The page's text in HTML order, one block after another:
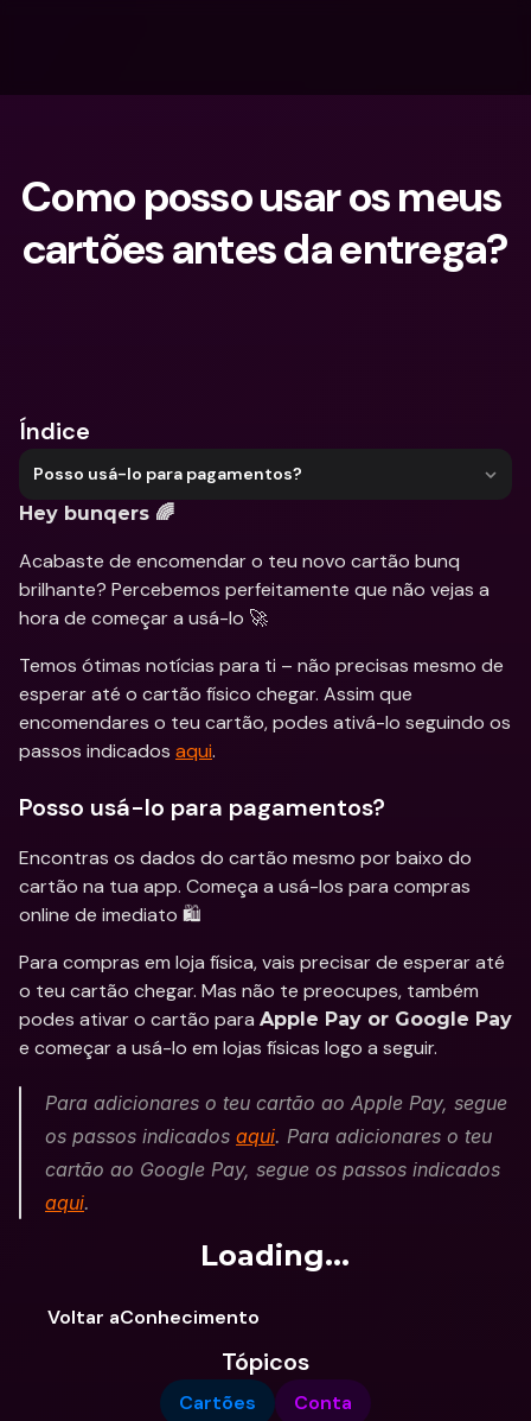
Como posso usar os meus
cartões antes da entrega?
Índice
Posso usá-lo para pagamentos?
Hey bunqers 🌈
Acabaste de encomendar o teu novo cartão bunq
brilhante? Percebemos perfeitamente que não vejas a
hora de começar a usá-lo 🚀
Temos ótimas notícias para ti – não precisas mesmo de
esperar até o cartão físico chegar. Assim que
encomendares o teu cartão, podes ativá-lo seguindo os
passos indicados aqui.
Posso usá-lo para pagamentos?
Encontras os dados do cartão mesmo por baixo do
cartão na tua app. Começa a usá-los para compras
online de imediato 🛍️
Para compras em loja física, vais precisar de esperar até
o teu cartão chegar. Mas não te preocupes, também
podes ativar o cartão para Apple Pay or Google Pay
e começar a usá-lo em lojas físicas logo a seguir.
Para adicionares o teu cartão ao Apple Pay, segue
os passos indicados aqui. Para adicionares o teu
aqui.
Loading...
Voltar aConhecimento
Tópicos
Cartões Conta